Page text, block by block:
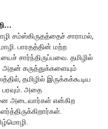
சம்ஸ்கிருதத்தைச் சாராமல்,
பாரதத்தின் மற்ற
சார்ந்திருப்பவை. தமிழில்
கருத்துக்களையும்
தமிழில் இருக்கக்கூடிய
அதை
அடைவார்கள் என்கிற